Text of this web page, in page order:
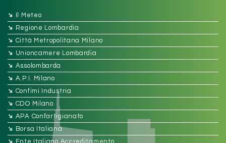
➔ Il Meteo
➔ Regione Lombardia
➔ Città Metropolitana Milano
➔ Unioncamere Lombardia
➔ Assolombarda
➔ A.P.I. Milano
➔ Confimi Industria
➔ CDO Milano
➔ APA Confartigianato
➔ Borsa Italiana
Ente Italiano Accreditamento